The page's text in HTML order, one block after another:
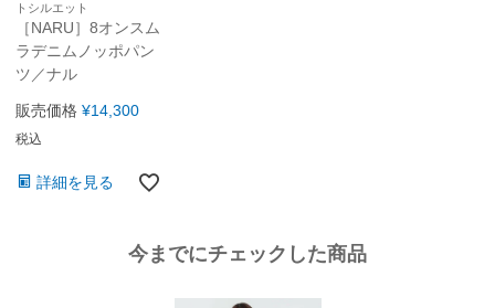
トシルエット
［NARU］8オンスム
ラデニムノッポパン
ツ／ナル
販売価格 ¥14,300
税込
詳細を見る
今までにチェックした商品